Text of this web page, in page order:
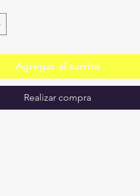
Agregar al carrito
Realizar compra